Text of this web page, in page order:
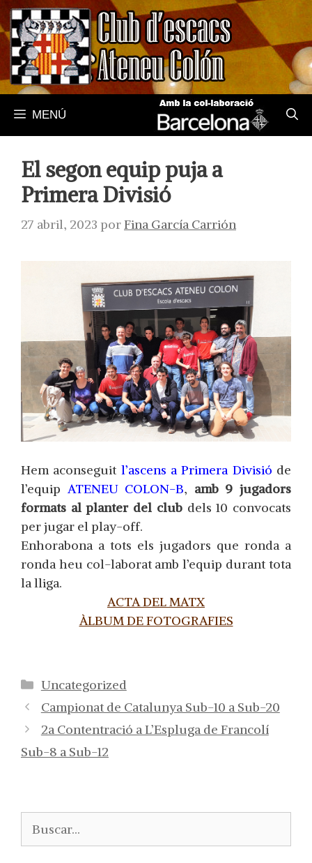
Saltar
al
contenido
MENÚ
El segon equip puja a
Primera Divisió
27 abril, 2023 porFina García Carrión
Hem aconseguit l’ascens a Primera Divisió de
l’equip ATENEU COLON-B, amb 9 jugadors
formats al planter del clubdels 10 convocats
per jugar el play-off.
Enhorabona a tots els jugadors que ronda a
ronda heu col-laborat amb l’equip durant tota
la lliga.
ACTA DEL MATX
ÀLBUM DE FOTOGRAFIES
Categorías
Uncategorized
Campionat de Catalunya Sub-10 a Sub-20
2a Contentració a L’Espluga de Francolí
Sub-8 a Sub-12